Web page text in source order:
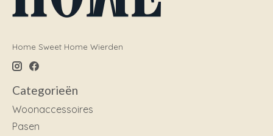
Home Sweet Home Wierden
Categorieën
Woonaccessoires
Pasen